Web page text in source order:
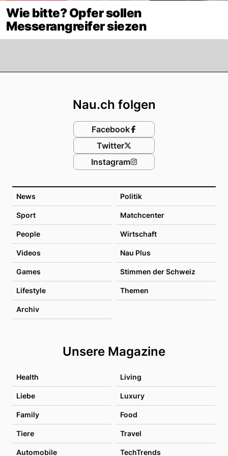
Wie bitte? Opfer sollen
Messerangreifer siezen
News Politik
Sport Matchcenter
People Wirtschaft
Videos Nau Plus
Games Stimmen der Schweiz
Lifestyle Themen
Archiv
Unsere Magazine
Health Living
Liebe Luxury
Family Food
Tiere Travel
Automobile TechTrends
Nau.ch folgen
Facebook
Twitter
Instagram